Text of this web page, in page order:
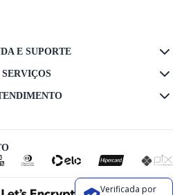
E SUPORTE
SERVIÇOS
Verificada por